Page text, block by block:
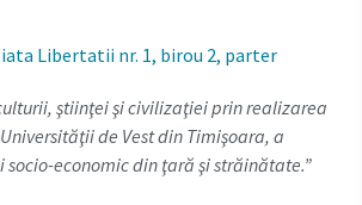
Libertatii nr. 1, birou 2, parter
ştiinţei şi civilizaţiei prin realizarea
de Vest din Timişoara, a
economic din ţară şi străinătate.”